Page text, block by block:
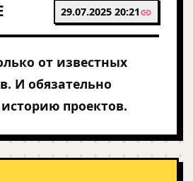
29.07.2025 20:21
от известных
И обязательно
проектов.